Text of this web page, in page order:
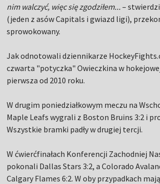
nim walczyć, więc się zgodziłem... –
(jeden z asów Capitals i gwiazd ligi),
sprowokowany.
Jak odnotowali dziennikarze
czwarta "potyczka" Owieczkina w
pierwsza od 2010 roku.
W drugim poniedziałkowym meczu na
Maple Leafs wygrali z Boston Bruins 3:2 i
Wszystkie bramki padły w drugiej tercji.
W ćwierćfinałach Konferencji Zachodniej
pokonali Dallas Stars 3:2, a Colorado
Calgary Flames 6:2. W oby przypadkach